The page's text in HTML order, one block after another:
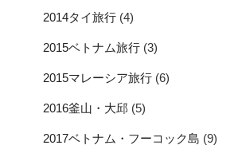
2014タイ旅行 (4)
2015ベトナム旅行 (3)
2015マレーシア旅行 (6)
2016釜山・大邱 (5)
2017ベトナム・フーコック島 (9)